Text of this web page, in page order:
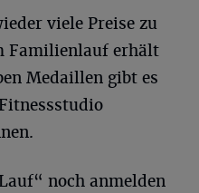
viele Preise zu
Familienlauf erhält
Medaillen gibt es
noch anmelden